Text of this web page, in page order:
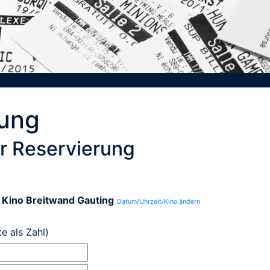
Reservierung
Kino Breitwand Gauting Datum/Uhrzeit/Kino ändern
als Zahl)